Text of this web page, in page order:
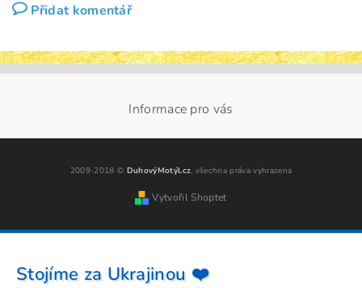
Přidat komentář
Informace pro vás
2009-2018 © DuhovýMotýl.cz, všechna práva vyhrazena
Vytvořil Shoptet
Stojíme za Ukrajinou ❤️